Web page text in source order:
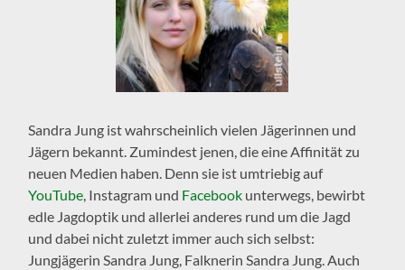
Sandra Jung ist wahrscheinlich vielen Jägerinnen und
Jägern bekannt. Zumindest jenen, die eine Affinität zu
neuen Medien haben. Denn sie ist umtriebig auf
YouTube, Instagram und Facebook unterwegs, bewirbt
edle Jagdoptik und allerlei anderes rund um die Jagd
und dabei nicht zuletzt immer auch sich selbst:
Jungjägerin Sandra Jung, Falknerin Sandra Jung. Auch